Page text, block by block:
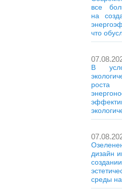
все
на
что
В
дизайн
среды